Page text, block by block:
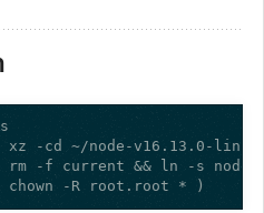
chown -R root.root * )